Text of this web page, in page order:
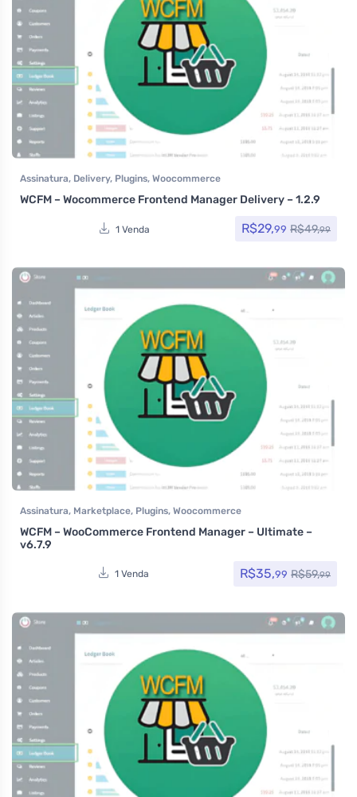
Assinatura, Delivery, Plugins, Woocommerce
WCFM – Wocommerce Frontend Manager Delivery – 1.2.9
1 Venda R$29,99 R$49,99
Assinatura, Marketplace, Plugins, Woocommerce
WCFM – WooCommerce Frontend Manager – Ultimate –
v6.7.9
1 Venda R$35,99 R$59,99